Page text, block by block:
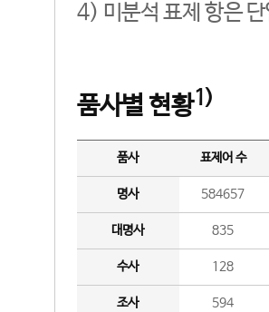
4) 미분석 표제 항은
품사별 현황1)
품사 표제어 수
명사 584657
대명사 835
수사 128
조사 594